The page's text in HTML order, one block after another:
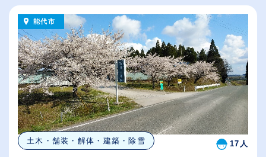
能代市
土木・舗装・解体・建築・除雪 17人